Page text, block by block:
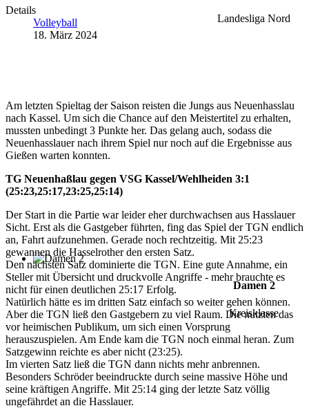
Landesliga Nord
Damen 2
Kreisklasse
Details
Volleyball
18. März 2024
Am letzten Spieltag der Saison reisten die Jungs aus Neuenhasslau
nach Kassel. Um sich die Chance auf den Meistertitel zu erhalten,
mussten unbedingt 3 Punkte her. Das gelang auch, sodass die
Neuenhasslauer nach ihrem Spiel nur noch auf die Ergebnisse aus
Gießen warten konnten.
TG Neuenhaßlau gegen VSG Kassel/Wehlheiden 3:1
(25:23,25:17,23:25,25:14)
Der Start in die Partie war leider eher durchwachsen aus Hasslauer
Sicht. Erst als die Gastgeber führten, fing das Spiel der TGN endlich
an, Fahrt aufzunehmen. Gerade noch rechtzeitig. Mit 25:23
gewannen die Hasselrother den ersten Satz.
Den nächsten Satz dominierte die TGN. Eine gute Annahme, ein
Steller mit Übersicht und druckvolle Angriffe - mehr brauchte es
nicht für einen deutlichen 25:17 Erfolg.
Natürlich hätte es im dritten Satz einfach so weiter gehen können.
Aber die TGN ließ den Gastgebern zu viel Raum. Die nutzten das
vor heimischen Publikum, um sich einen Vorsprung
herauszuspielen. Am Ende kam die TGN noch einmal heran. Zum
Satzgewinn reichte es aber nicht (23:25).
Im vierten Satz ließ die TGN dann nichts mehr anbrennen.
Besonders Schröder beeindruckte durch seine massive Höhe und
seine kräftigen Angriffe. Mit 25:14 ging der letzte Satz völlig
ungefährdet an die Hasslauer.